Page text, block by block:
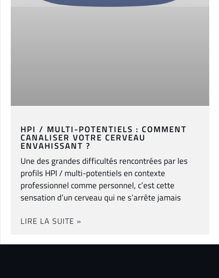
HPI / MULTI-POTENTIELS : COMMENT
CANALISER VOTRE CERVEAU
ENVAHISSANT ?
Une des grandes difficultés rencontrées par les
profils HPI / multi-potentiels en contexte
professionnel comme personnel, c’est cette
sensation d’un cerveau qui ne s’arrête jamais
LIRE LA SUITE »